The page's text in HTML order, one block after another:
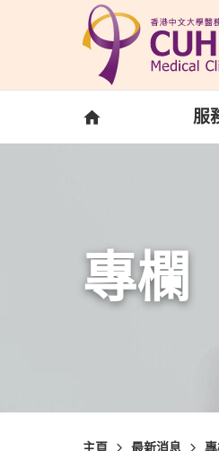
Skip to main content
主頁 服
專欄
主頁 最新消息